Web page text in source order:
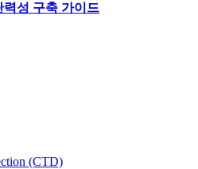
력성 구축 가이드
(CTD)